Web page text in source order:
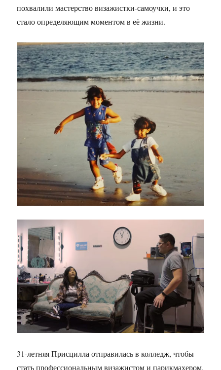
похвалили мастерство визажистки-самоучки, и это
стало определяющим моментом в её жизни.
31-летняя Присцилла отправилась в колледж, чтобы
стать профессиональным визажистом и парикмахером.